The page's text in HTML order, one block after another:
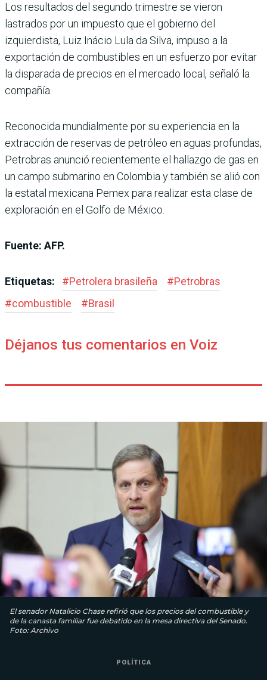
Los resultados del segundo trimestre se vieron
lastrados por un impuesto que el gobierno del
izquierdista, Luiz Inácio Lula da Silva, impuso a la
exportación de combustibles en un esfuerzo por evitar
la disparada de precios en el mercado local, señaló la
compañía.
Reconocida mundialmente por su experiencia en la
extracción de reservas de petróleo en aguas profundas,
Petrobras anunció recientemente el hallazgo de gas en
un campo submarino en Colombia y también se alió con
la estatal mexicana Pemex para realizar esta clase de
exploración en el Golfo de México.
Fuente: AFP.
Etiquetas: #Petrolera brasileña #Petrobras
#combustible #Brasil
Déjanos tus comentarios en Voiz
El senador Natalicio Chase refirió que los precios del combustible y
de la canasta familiar fue debatido en la mesa directiva del Senado.
Foto: Archivo
POLÍTICA